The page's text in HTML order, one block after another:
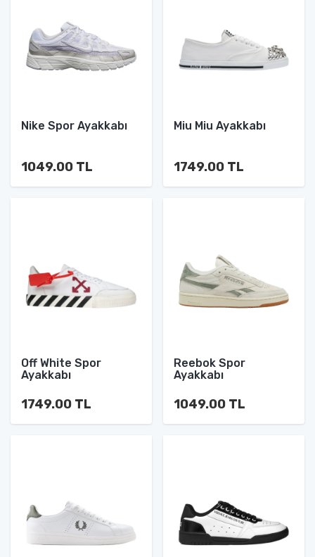
Nike Spor Ayakkabı
1049.00 TL
Miu Miu Ayakkabı
1749.00 TL
Off White Spor
Ayakkabı
1749.00 TL
Reebok Spor
Ayakkabı
1049.00 TL